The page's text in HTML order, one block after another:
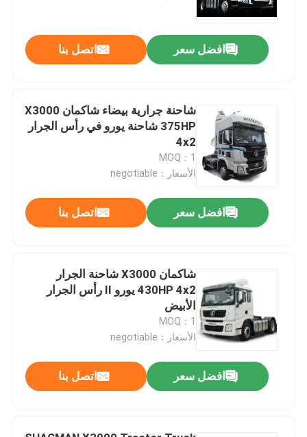
افضل سعر اتصل بنا
شاحنة جرارية بيضاء شاكمان X3000
375HP شاحنة يورو في رأس الجرار
4x2
MOQ：1
الأسعار：negotiable
افضل سعر اتصل بنا
شاكمان X3000 شاحنة الجرار
430HP 4x2 يورو II رأس الجرار
الأبيض
MOQ：1
الأسعار：negotiable
افضل سعر اتصل بنا